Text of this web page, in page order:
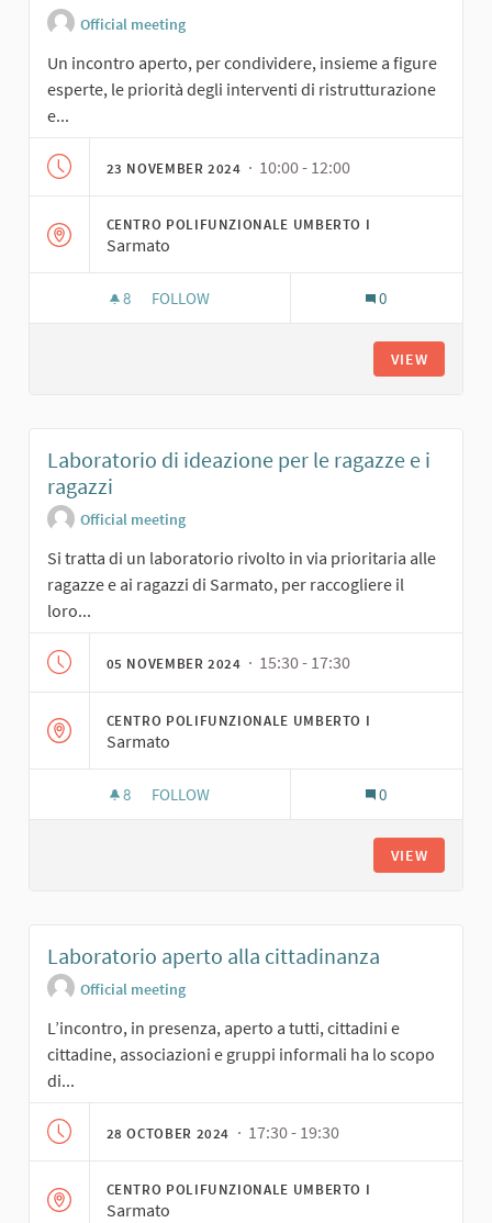
Official meeting
Un incontro aperto, per condividere, insieme a figure
esperte, le priorità degli interventi di ristrutturazione
e...
23 NOVEMBER 2024 · 10:00 - 12:00
CENTRO POLIFUNZIONALE UMBERTO I
Sarmato
8 8 FOLLOWERS
FOLLOW 0
VIEW
Laboratorio di ideazione per le ragazze e i
ragazzi
Official meeting
Si tratta di un laboratorio rivolto in via prioritaria alle
ragazze e ai ragazzi di Sarmato, per raccogliere il
loro...
05 NOVEMBER 2024 · 15:30 - 17:30
CENTRO POLIFUNZIONALE UMBERTO I
Sarmato
8 8 FOLLOWERS
FOLLOW 0
VIEW
Laboratorio aperto alla cittadinanza
Official meeting
L’incontro, in presenza, aperto a tutti, cittadini e
cittadine, associazioni e gruppi informali ha lo scopo
di...
28 OCTOBER 2024 · 17:30 - 19:30
CENTRO POLIFUNZIONALE UMBERTO I
Sarmato